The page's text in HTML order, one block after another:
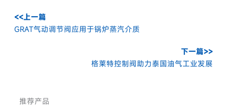
<<上一篇
GRAT气动调节阀应用于锅炉蒸汽介质
下一篇>>
格莱特控制阀助力泰国油气工业发展
推荐产品